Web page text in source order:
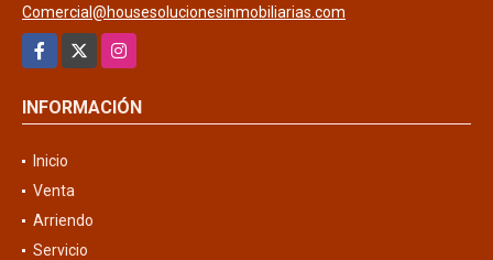
Comercial@housesolucionesinmobiliarias.com
Facebook
Instagram
INFORMACIÓN
Inicio
Venta
Arriendo
Servicio